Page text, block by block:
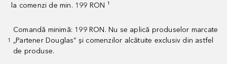
la comenzi de min. 199 RON ¹
1
Comandă minimă: 199 RON. Nu se aplică produselor marcate
„Partener Douglas” și comenzilor alcătuite exclusiv din astfel
de produse.